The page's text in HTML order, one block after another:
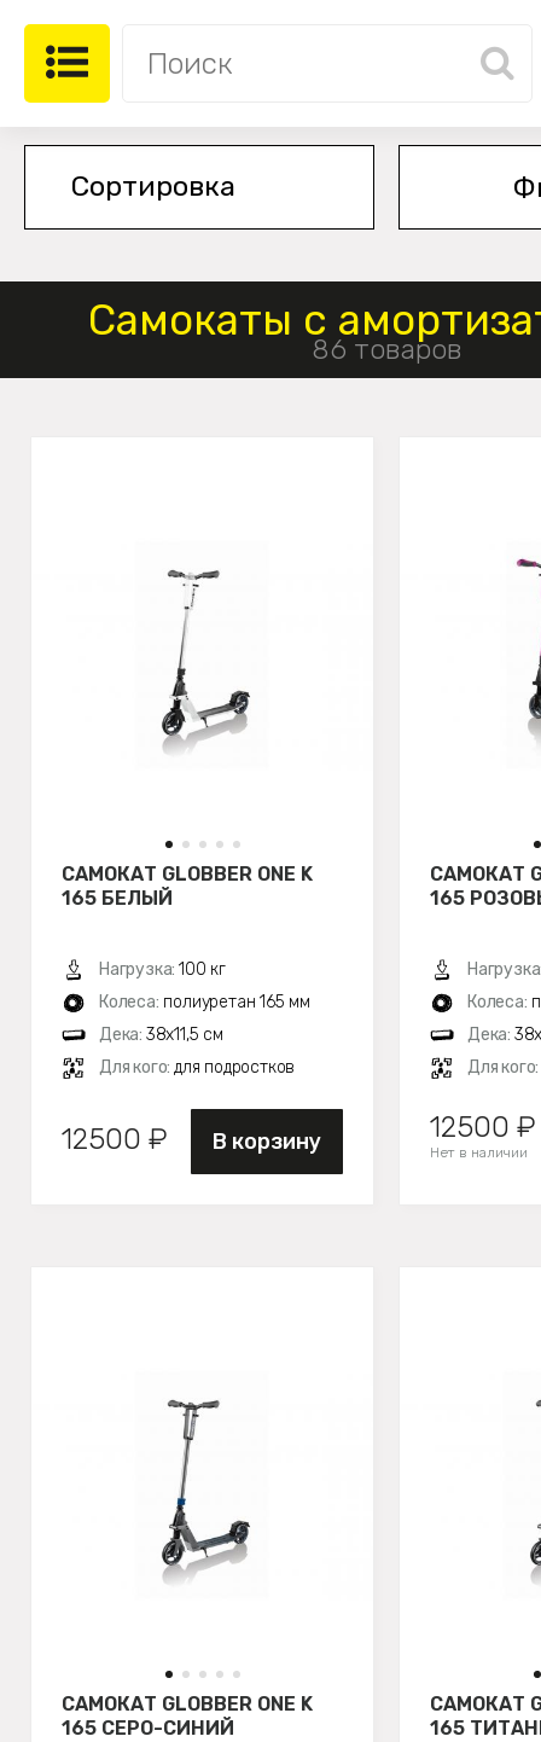
Самокаты с
86 товаров
САМОКАТ GLOBBER ONE K
165 БЕЛЫЙ
Нагрузка: 100 кг
Колеса: полиуретан 165 мм
Дека: 38x11,5 см
Для кого: для подростков
12500 ₽ В корзину
САМОКАТ
165
Колеса:
Дека:
Для кого:
12500 ₽
Нет в наличии
САМОКАТ GLOBBER ONE K
165 СЕРО-СИНИЙ
САМОКАТ
165